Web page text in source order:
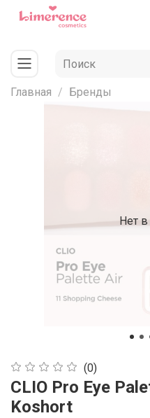
Главная Бренды
Нет
(0)
CLIO Pro Eye
Koshort